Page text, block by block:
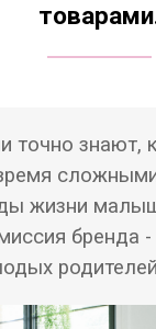
точно знают,
жизни
бренда -